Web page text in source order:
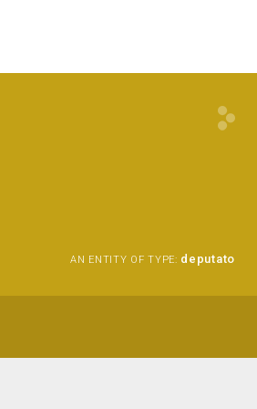
AN ENTITY OF TYPE: deputato